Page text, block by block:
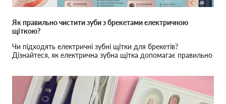
Як правильно чистити зуби з брекетами електричною
щіткою?
Чи підходять електричні зубні щітки для брекетів?
Дізнайтеся, як електрична зубна щітка допомагає правильно